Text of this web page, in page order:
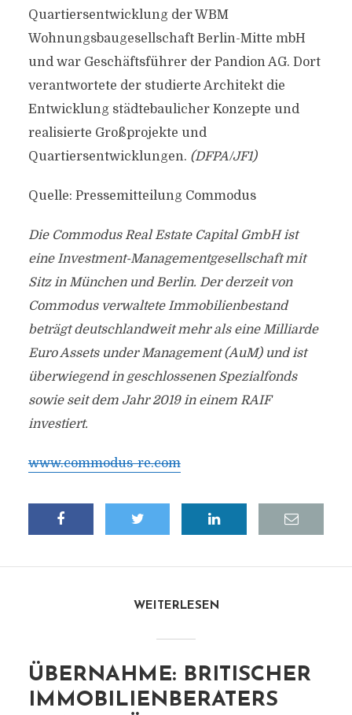
Quartiersentwicklung der WBM
Wohnungsbaugesellschaft Berlin-Mitte mbH
und war Geschäftsführer der Pandion AG. Dort
verantwortete der studierte Architekt die
Entwicklung städtebaulicher Konzepte und
realisierte Großprojekte und
Quartiersentwicklungen. (DFPA/JF1)
Quelle: Pressemitteilung Commodus
Die Commodus Real Estate Capital GmbH ist
eine Investment-Managementgesellschaft mit
Sitz in München und Berlin. Der derzeit von
Commodus verwaltete Immobilienbestand
beträgt deutschlandweit mehr als eine Milliarde
Euro Assets under Management (AuM) und ist
überwiegend in geschlossenen Spezialfonds
sowie seit dem Jahr 2019 in einem RAIF
investiert.
www.commodus-re.com
WEITERLESEN
ÜBERNAHME: BRITISCHER
IMMOBILIENBERATERS